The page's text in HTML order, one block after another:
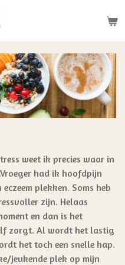
weet ik precies waar in
Vroeger had ik hoofdpijn
plekken. Soms heb
zijn. Helaas
en dan is het
zorgt. Al wordt het lastig
het toch een snelle hap.
jeukende plek op mijn